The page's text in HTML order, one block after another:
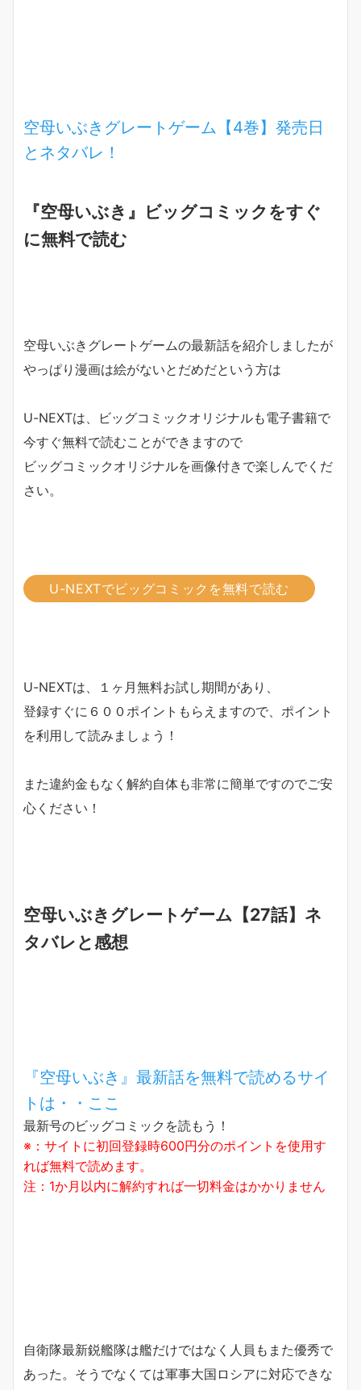
空母いぶきグレートゲーム【4巻】発売日
とネタバレ！
『空母いぶき』ビッグコミックをすぐ
に無料で読む
空母いぶきグレートゲームの最新話を紹介しましたが
やっぱり漫画は絵がないとだめだという方は
U-NEXTは、ビッグコミックオリジナルも電子書籍で
今すぐ無料で読むことができますので
ビッグコミックオリジナルを画像付きで楽しんでくだ
さい。
U-NEXTでビッグコミックを無料で読む
U-NEXTは、１ヶ月無料お試し期間があり、
登録すぐに６００ポイントもらえますので、ポイント
を利用して読みましょう！
また違約金もなく解約自体も非常に簡単ですのでご安
心ください！
空母いぶきグレートゲーム【27話】ネ
タバレと感想
『空母いぶき』最新話を無料で読めるサイ
トは・・ここ
最新号のビッグコミックを読もう！
※：サイトに初回登録時600円分のポイントを使用す
れば無料で読めます。
注：1か月以内に解約すれば一切料金はかかりません
自衛隊最新鋭艦隊は艦だけではなく人員もまた優秀で
あった。そうでなくては軍事大国ロシアに対応できな